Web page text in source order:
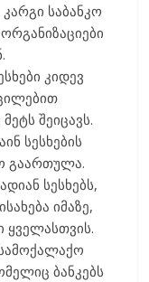
საბანკო
კიდევ
შეიცავს.
სესხების
გაართულა.
სესხებს,
იმაზე,
ყველასთვის.
ბანკებს